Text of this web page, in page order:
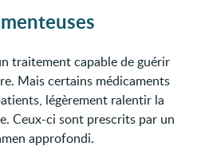
traitement capable de guérir
Mais certains médicaments
légèrement ralentir la
Ceux-ci sont prescrits par un
approfondi.